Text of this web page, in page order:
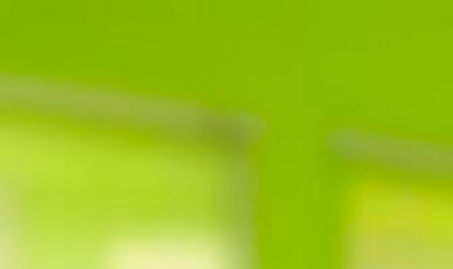
содержимому